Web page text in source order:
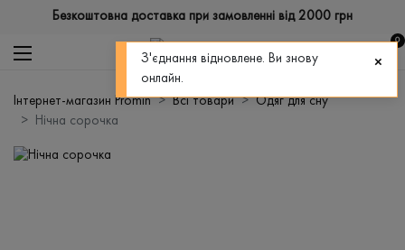
Безкоштовна доставка при замовленні від 2000 грн
0
Інтернет-магазин Promin Всі товари
Одяг для сну
Нічна сорочка
З'єднання відновлене. Ви знову
онлайн.